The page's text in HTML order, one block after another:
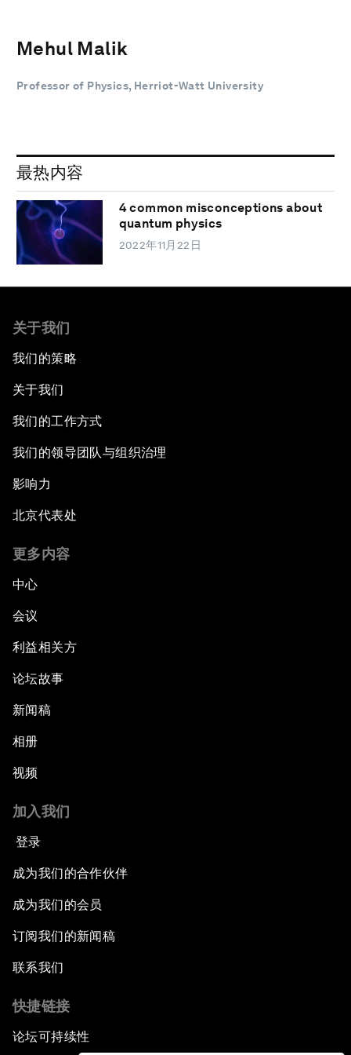
Mehul Malik
Professor of Physics, Herriot-Watt University
最热内容
4 common misconceptions about
quantum physics
2022年11月22日
关于我们
我们的策略
关于我们
我们的工作方式
我们的领导团队与组织治理
影响力
北京代表处
更多内容
中心
会议
利益相关方
论坛故事
新闻稿
相册
视频
加入我们
登录
成为我们的合作伙伴
成为我们的会员
订阅我们的新闻稿
联系我们
快捷链接
论坛可持续性